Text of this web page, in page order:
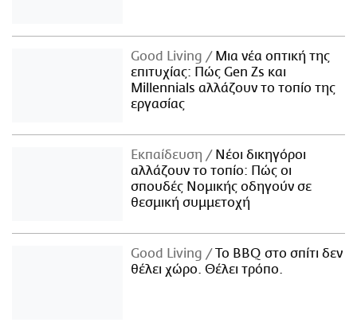
Good Living
Μια νέα οπτική της
επιτυχίας: Πώς Gen Zs και
Millennials αλλάζουν το τοπίο της
εργασίας
Εκπαίδευση
Νέοι δικηγόροι
αλλάζουν το τοπίο: Πώς οι
σπουδές Νομικής οδηγούν σε
θεσμική συμμετοχή
Good Living
Το BBQ στο σπίτι δεν
θέλει χώρο. Θέλει τρόπο.